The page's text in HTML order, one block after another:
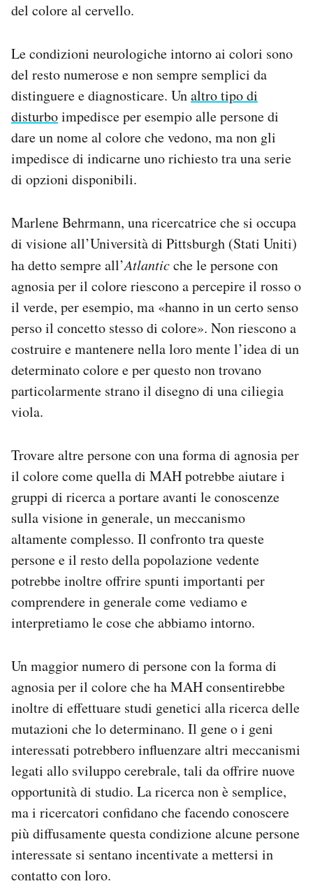
del colore al cervello.
Le condizioni neurologiche intorno ai colori sono
del resto numerose e non sempre semplici da
distinguere e diagnosticare. Unaltro tipo di
disturboimpedisce per esempio alle persone di
dare un nome al colore che vedono, ma non gli
impedisce di indicarne uno richiesto tra una serie
di opzioni disponibili.
Marlene Behrmann, una ricercatrice che si occupa
di visione all’Università di Pittsburgh (Stati Uniti)
ha detto sempre all’Atlanticche le persone con
agnosia per il colore riescono a percepire il rosso o
il verde, per esempio, ma «hanno in un certo senso
perso il concetto stesso di colore». Non riescono a
costruire e mantenere nella loro mente l’idea di un
determinato colore e per questo non trovano
particolarmente strano il disegno di una ciliegia
viola.
Trovare altre persone con una forma di agnosia per
il colore come quella di MAH potrebbe aiutare i
gruppi di ricerca a portare avanti le conoscenze
sulla visione in generale, un meccanismo
altamente complesso. Il confronto tra queste
persone e il resto della popolazione vedente
potrebbe inoltre offrire spunti importanti per
comprendere in generale come vediamo e
interpretiamo le cose che abbiamo intorno.
Un maggior numero di persone con la forma di
agnosia per il colore che ha MAH consentirebbe
inoltre di effettuare studi genetici alla ricerca delle
mutazioni che lo determinano. Il gene o i geni
interessati potrebbero influenzare altri meccanismi
legati allo sviluppo cerebrale, tali da offrire nuove
opportunità di studio. La ricerca non è semplice,
ma i ricercatori confidano che facendo conoscere
più diffusamente questa condizione alcune persone
interessate si sentano incentivate a mettersi in
contatto con loro.